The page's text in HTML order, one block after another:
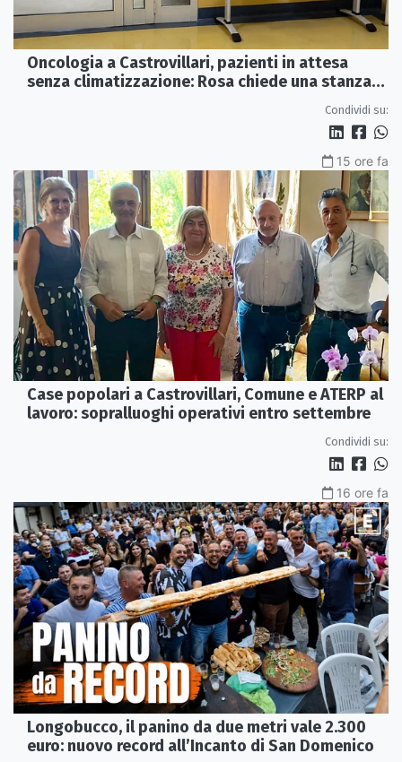
Oncologia a Castrovillari, pazienti in attesa
senza climatizzazione: Rosa chiede una stanza
Condividi su:
15 ore fa
Case popolari a Castrovillari, Comune e ATERP al
lavoro: sopralluoghi operativi entro settembre
Condividi su:
16 ore fa
Longobucco, il panino da due metri vale 2.300
euro: nuovo record all’Incanto di San Domenico